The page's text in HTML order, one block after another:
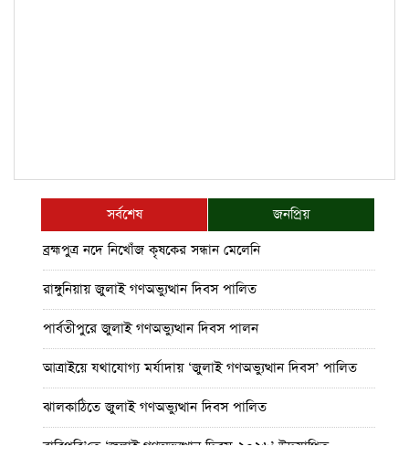
সর্বশেষ
জনপ্রিয়
ব্রহ্মপুত্র নদে নিখোঁজ কৃষকের সন্ধান মেলেনি
রাঙ্গুনিয়ায় জুলাই গণঅভ্যুত্থান দিবস পালিত
পার্বতীপুরে জুলাই গণঅভ্যুত্থান দিবস পালন
আত্রাইয়ে যথাযোগ্য মর্যাদায় ‘জুলাই গণঅভ্যুত্থান দিবস’ পালিত
ঝালকাঠিতে জুলাই গণঅভ্যুত্থান দিবস পালিত
রাবিপ্রবি’তে ‘জুলাই গণঅভ্যুত্থান দিবস-২০২৬’ উদযাপিত